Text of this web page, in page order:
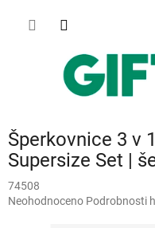
Šperkovnice 3 v
Supersize Set |
74508
Průměrné
Neohodnoceno Podrobnosti